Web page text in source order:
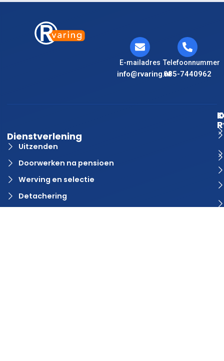
E-mailadres
info@rvaring.nl
Telefoonnummer
085-7440962
Dienstverlening
Uitzenden
Doorwerken na pensioen
Werving en selectie
Detachering